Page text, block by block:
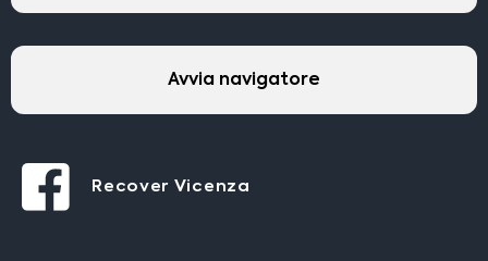
Avvia navigatore
Recover Vicenza